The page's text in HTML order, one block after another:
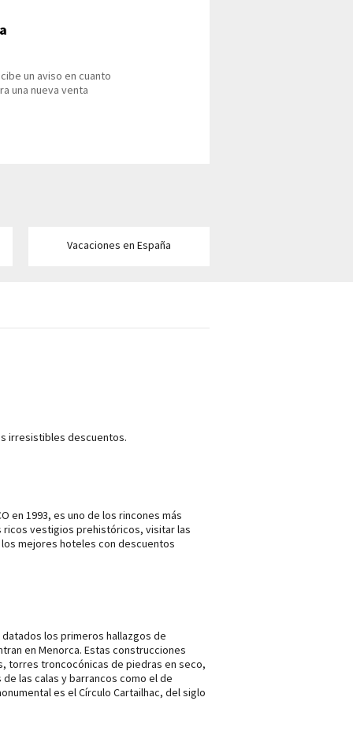
un aviso en cuanto
una nueva venta
Vacaciones en España
irresistibles descuentos.
en 1993, es uno de los rincones más
ricos vestigios prehistóricos, visitar las
mejores hoteles con descuentos
los primeros hallazgos de
en Menorca. Estas construcciones
torres troncocónicas de piedras en seco,
las calas y barrancos como el de
es el Círculo Cartailhac, del siglo